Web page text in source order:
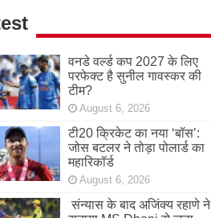
वनडे वर्ल्ड कप 2027 के लिए
परफेक्ट है सुनील गावस्कर की
टीम?
August 6, 2026
टी20 क्रिकेट का नया ‘बॉस’:
जोस बटलर ने तोड़ा पोलार्ड का
महारिकॉर्ड
August 6, 2026
संन्यास के बाद अजिंक्‍य रहाणे ने